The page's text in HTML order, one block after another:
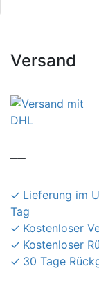
Versand
Lieferung im
Tag
Kostenloser
Kostenloser
30 Tage